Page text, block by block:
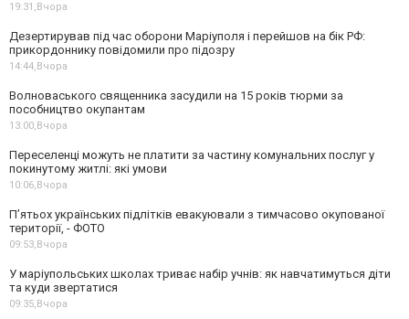
19:31,Вчора
Дезертирував під час оборони Маріуполя і перейшов на бік РФ:
прикордоннику повідомили про підозру
14:44,Вчора
Волноваського священника засудили на 15 років тюрми за
пособництво окупантам
13:00,Вчора
Переселенці можуть не платити за частину комунальних послуг у
покинутому житлі: які умови
10:06,Вчора
П’ятьох українських підлітків евакуювали з тимчасово окупованої
території, - ФОТО
09:53,Вчора
У маріупольських школах триває набір учнів: як навчатимуться діти
та куди звертатися
09:35,Вчора